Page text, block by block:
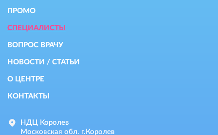
ПРОМО
СПЕЦИАЛИСТЫ
ВОПРОС ВРАЧУ
НОВОСТИ / СТАТЬИ
О ЦЕНТРЕ
КОНТАКТЫ
НДЦ Королев
Московская обл. г.Королев